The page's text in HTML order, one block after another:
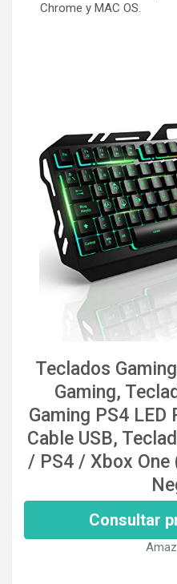
Chrome y MAC OS.
Teclados
Gaming,
Gaming PS4
Cable USB,
/ PS4 / Xbox One
Consultar